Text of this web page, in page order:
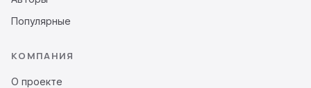
Популярные
КОМПАНИЯ
О проекте